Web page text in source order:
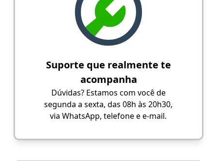
Suporte que realmente te
acompanha
Dúvidas? Estamos com você de
segunda a sexta, das 08h às 20h30,
via WhatsApp, telefone e e-mail.